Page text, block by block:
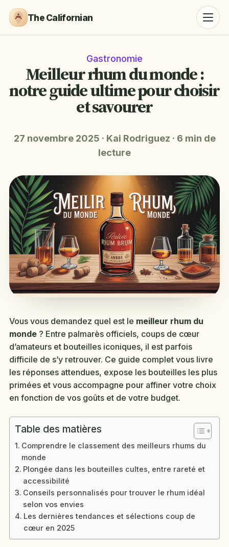
The Californian
Gastronomie
Meilleur rhum du monde :
notre guide ultime pour choisir
et savourer
27 novembre 2025 · Kai Rodriguez · 6 min de
lecture
Vous vous demandez quel est le meilleur rhum du
monde ? Entre palmarès officiels, coups de cœur
d’amateurs et bouteilles iconiques, il est parfois
difficile de s’y retrouver. Ce guide complet vous livre
les réponses attendues, expose les bouteilles les plus
primées et vous accompagne pour affiner votre choix
en fonction de vos goûts et de votre budget.
Table des matières
Comprendre le classement des meilleurs rhums du
monde
Plongée dans les bouteilles cultes, entre rareté et
accessibilité
Conseils personnalisés pour trouver le rhum idéal
selon vos envies
Les dernières tendances et sélections coup de
cœur en 2025